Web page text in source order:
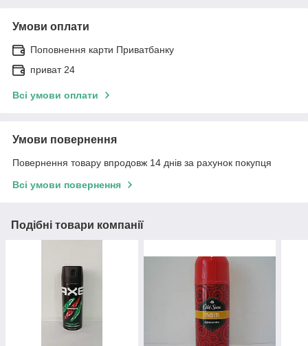
Умови оплати
Поповнення карти Приватбанку
приват 24
Всі умови оплати
Умови повернення
Повернення товару впродовж 14 днів за рахунок покупця
Всі умови повернення
Подібні товари компанії